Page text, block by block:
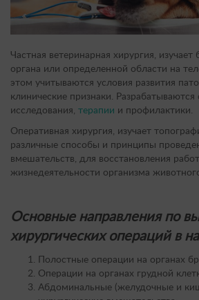
Частная ветеринарная хирургия, изучает
органа или определенной области на
этом учитываются условия развития
клинические признаки.
исследования, терапии и профилактики.
Оперативная хирургия, изучает
различные способы и принципы
вмешательств, для восстановления
жизнедеятельности организма
Основные направления по
хирургических операций в
Полостные операции на органах
Операции на органах грудной
Абдоминальные (желудочные и